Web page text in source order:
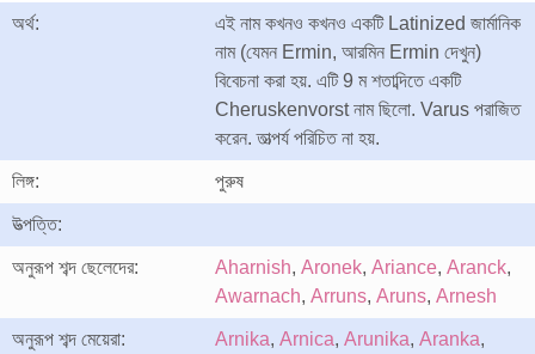
অর্থ:
এই নাম কখনও কখনও একটি Latinized জার্মানিক
নাম (যেমন Ermin, আরমিন Ermin দেখুন)
বিবেচনা করা হয়. এটি 9 ম শতাব্দিতে একটি
Cheruskenvorst নাম ছিলো. Varus পরাজিত
করেন. তাত্পর্য পরিচিত না হয়.
লিঙ্গ: পুরুষ
উত্পত্তি:
অনুরূপ শব্দ ছেলেদের: Aharnish, Aronek, Ariance, Aranck,
Awarnach, Arruns, Aruns, Arnesh
অনুরূপ শব্দ মেয়েরা: Arnika, Arnica, Arunika, Aranka,